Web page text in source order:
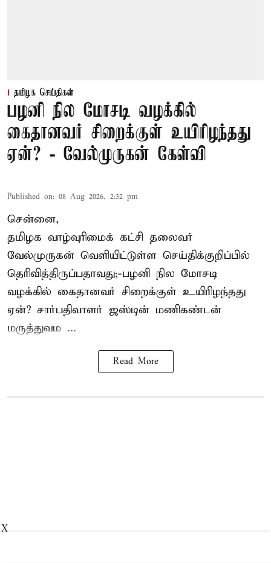
தமிழக செய்திகள்
பழனி நில மோசடி வழக்கில்
கைதானவர் சிறைக்குள் உயிரிழந்தது
ஏன்? - வேல்முருகன் கேள்வி
Published on: 08 Aug 2026, 2:32 pm
சென்னை,
தமிழக வாழ்வுரிமைக் கட்சி தலைவர்
வேல்முருகன் வெளியிட்டுள்ள செய்திக்குறிப்பில்
தெரிவித்திருப்பதாவது;-பழனி நில மோசடி
வழக்கில் கைதானவர் சிறைக்குள் உயிரிழந்தது
ஏன்? சார்பதிவாளர் ஜஸ்டின் மணிகண்டன்
மருத்துவம ...
Read More
X